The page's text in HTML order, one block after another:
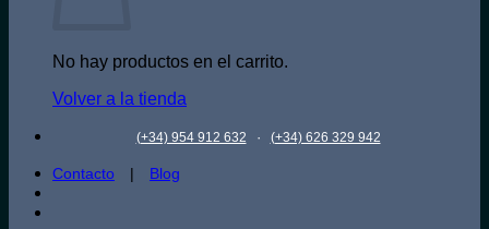
No hay productos en el carrito.
Volver a la tienda
(+34) 954 912 632 · (+34) 626 329 942
Contacto | Blog